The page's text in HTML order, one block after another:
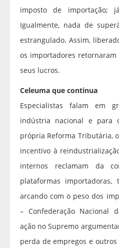
imposto de importação;
Igualmente, nada de
estrangulado. Assim,
os importadores
seus lucros.
Celeuma que continua
Especialistas falam em
indústria nacional e para
própria Reforma Tributária,
incentivo à
internos reclamam da
plataformas
arcando com o peso dos
– Confederação Nacional
ação no Supremo
perda de empregos e